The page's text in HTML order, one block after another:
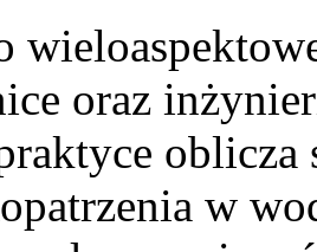
oraz
oblicza
w